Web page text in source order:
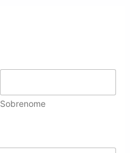
Sobrenome